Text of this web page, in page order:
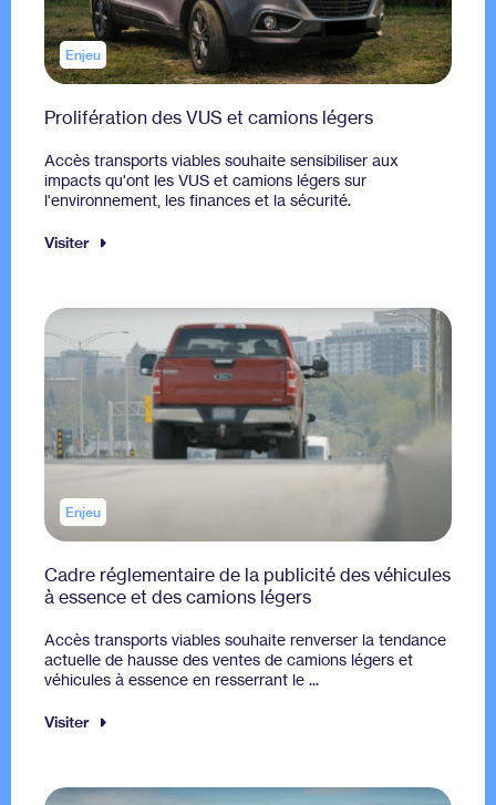
Enjeu
Prolifération des VUS et camions légers
Accès transports viables souhaite sensibiliser aux
impacts qu'ont les VUS et camions légers sur
l'environnement, les finances et la sécurité.
Visiter
Enjeu
Cadre réglementaire de la publicité des véhicules
à essence et des camions légers
Accès transports viables souhaite renverser la tendance
actuelle de hausse des ventes de camions légers et
véhicules à essence en resserrant le ...
Visiter